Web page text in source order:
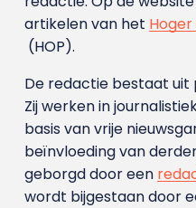
artikelen van het
(HOP).
De redactie bestaat uit
Zij werken in
basis van vrije
beïnvloeding van
geborgd door een
wordt bijgestaan door